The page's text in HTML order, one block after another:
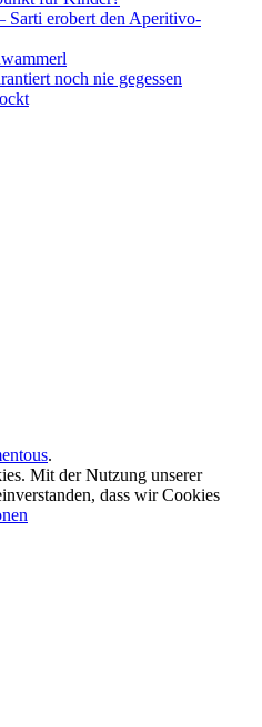
Sarti erobert den Aperitivo-
noch nie gegessen
.
Mit der Nutzung unserer
dass wir Cookies